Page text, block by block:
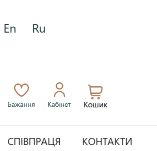
En Ru
Бажання Кабінет Кошик
СПІВПРАЦЯ КОНТАКТИ